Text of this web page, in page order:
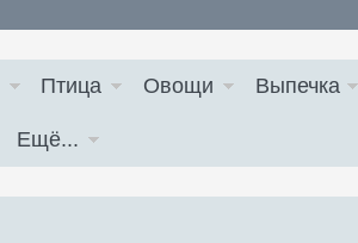
Птица Овощи Выпечка
Ещё...